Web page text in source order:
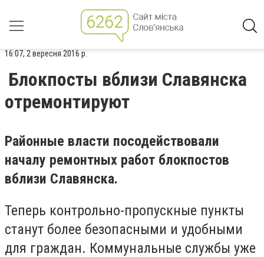
16:07, 2 вересня 2016 р.
Блокпосты вблизи Славянска
отремонтируют
Районные власти посодействовали
началу ремонтных работ блокпостов
вблизи Славянска.
Теперь контрольно-пропускные пункты
станут более безопасными и удобными
для граждан. Коммунальные службы уже